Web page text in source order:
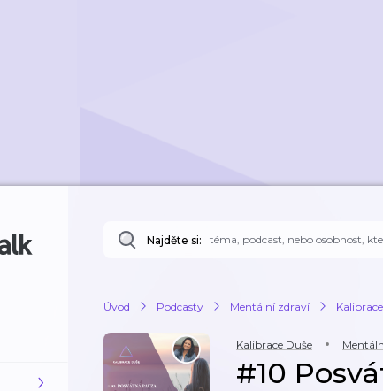
Najděte si:
Úvod Podcasty Mentální zdraví
Kalibrace Duše
#10